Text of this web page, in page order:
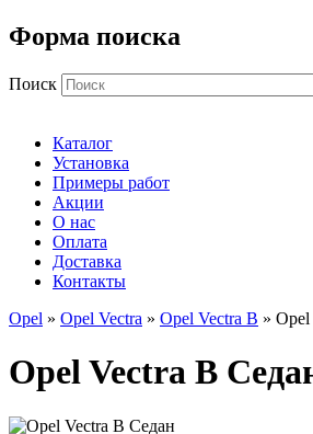
Форма поиска
Поиск
Каталог
Установка
Примеры работ
Акции
О нас
Оплата
Доставка
Контакты
Opel » Opel Vectra » Opel Vectra B »
Opel Vectra B